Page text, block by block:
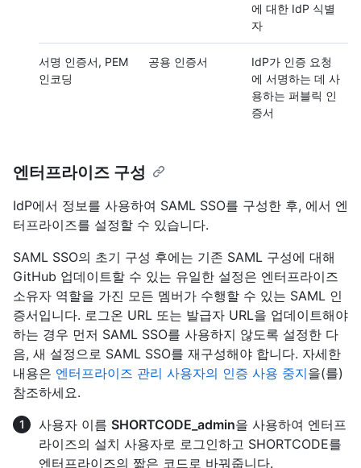
에 대한 IdP 식별
자
서명 인증서, PEM
인코딩
공용 인증서
IdP가 인증 요청
에 서명하는 데 사
용하는 퍼블릭 인
증서
엔터프라이즈 구성
IdP에서 정보를 사용하여 SAML SSO를 구성한 후, 에서 엔
터프라이즈를 설정할 수 있습니다.
SAML SSO의 초기 구성 후에는 기존 SAML 구성에 대해
GitHub 업데이트할 수 있는 유일한 설정은 엔터프라이즈
소유자 역할을 가진 모든 멤버가 수행할 수 있는 SAML 인
증서입니다. 로그온 URL 또는 발급자 URL을 업데이트해야
하는 경우 먼저 SAML SSO를 사용하지 않도록 설정한 다
음, 새 설정으로 SAML SSO를 재구성해야 합니다. 자세한
내용은 엔터프라이즈 관리 사용자의 인증 사용 중지을(를)
참조하세요.
사용자 이름 SHORTCODE_admin을 사용하여 엔터프
라이즈의 설치 사용자로 로그인하고 SHORTCODE를
엔터프라이즈의 짧은 코드로 바꿔줍니다.